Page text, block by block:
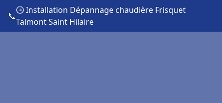
📞
🕒 Installation Dépannage chaudière Frisquet
Talmont Saint Hilaire